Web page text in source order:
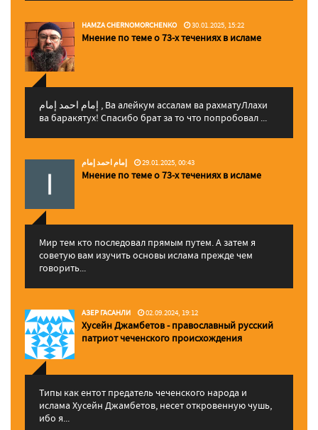
HAMZA CHERNOMORCHENKO 30.01.2025, 15:22
Мнение по теме о 73-х течениях в исламе
إمام احمد إمام , Ва алейкум ассалам ва рахматуЛлахи
ва баракятух! Спасибо брат за то что попробовал ...
إمام احمد إمام 29.01.2025, 00:43
Мнение по теме о 73-х течениях в исламе
Мир тем кто последовал прямым путем. А затем я
советую вам изучить основы ислама прежде чем
говорить...
АЗЕР ГАСАНЛИ 02.09.2024, 19:12
Хусейн Джамбетов - православный русский
патриот чеченского происхождения
Типы как ентот предатель чеченского народа и
ислама Хусейн Джамбетов, несет откровенную чушь,
ибо я...